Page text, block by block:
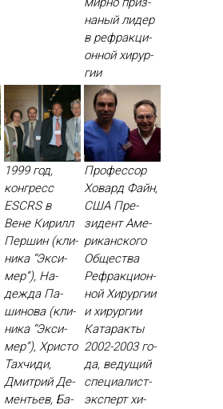
на­ный ли­дер
в реф­ракци­
он­ной хи­рур­
гии
1999 год,
конгресс
ESCRS в
Вене Ки­рилл
Пер­шин (кли­
ника “Эк­си­
мер”), На­
деж­да Па­
шино­ва (кли­
ника “Эк­си­
мер”), Хрис­то
Тах­чи­ди,
Дмит­рий Де­
менть­ев, Ба­
Профессор
Ховард Файн,
США Пре­
зидент Аме­
рикан­ско­го
Об­щес­тва
Реф­ракци­он­
ной Хи­рур­гии
и хи­рур­гии
Ка­тарак­ты
2002-2003 го­
да, ве­дущий
спе­ци­алист-
эк­сперт хи­